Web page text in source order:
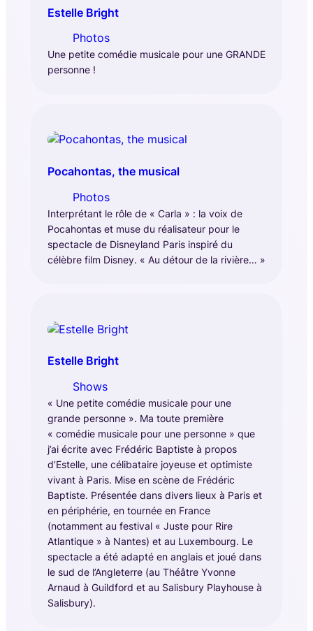
Estelle Bright
Photos
Une petite comédie musicale pour une GRANDE
personne !
Pocahontas, the musical
Photos
Interprétant le rôle de « Carla » : la voix de
Pocahontas et muse du réalisateur pour le
spectacle de Disneyland Paris inspiré du
célèbre film Disney. « Au détour de la rivière… »
Estelle Bright
Shows
« Une petite comédie musicale pour une
grande personne ». Ma toute première
« comédie musicale pour une personne » que
j’ai écrite avec Frédéric Baptiste à propos
d’Estelle, une célibataire joyeuse et optimiste
vivant à Paris. Mise en scène de Frédéric
Baptiste. Présentée dans divers lieux à Paris et
en périphérie, en tournée en France
(notamment au festival « Juste pour Rire
Atlantique » à Nantes) et au Luxembourg. Le
spectacle a été adapté en anglais et joué dans
le sud de l’Angleterre (au Théâtre Yvonne
Arnaud à Guildford et au Salisbury Playhouse à
Salisbury).